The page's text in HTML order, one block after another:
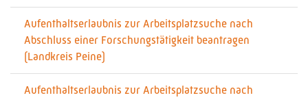
Aufenthaltserlaubnis zur Arbeitsplatzsuche nach
Abschluss einer Forschungstätigkeit beantragen
(Landkreis Peine)
Aufenthaltserlaubnis zur Arbeitsplatzsuche nach